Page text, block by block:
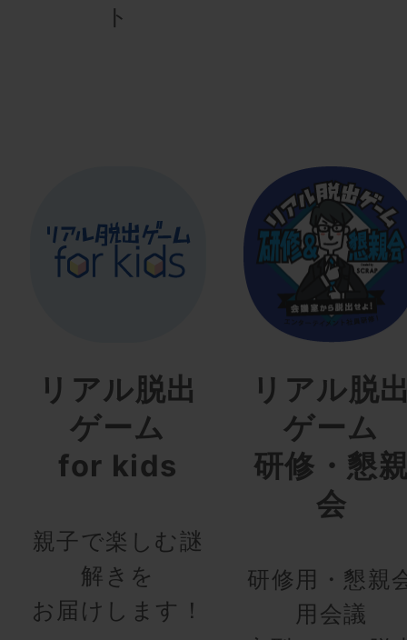
ト
リアル脱出
ゲーム
for kids
親子で楽しむ謎
解きを
お届けします！
リアル脱
ゲーム
研修・懇
会
研修用・懇親
用会議